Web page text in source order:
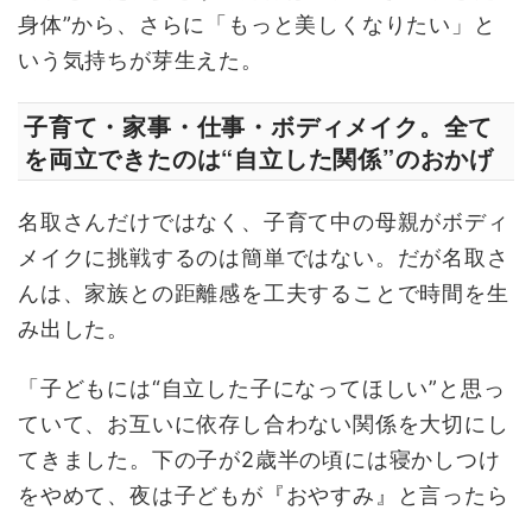
身体”から、さらに「もっと美しくなりたい」と
いう気持ちが芽生えた。
子育て・家事・仕事・ボディメイク。全て
を両立できたのは“自立した関係”のおかげ
名取さんだけではなく、子育て中の母親がボディ
メイクに挑戦するのは簡単ではない。だが名取さ
んは、家族との距離感を工夫することで時間を生
み出した。
「子どもには“自立した子になってほしい”と思っ
ていて、お互いに依存し合わない関係を大切にし
てきました。下の子が2歳半の頃には寝かしつけ
をやめて、夜は子どもが『おやすみ』と言ったら